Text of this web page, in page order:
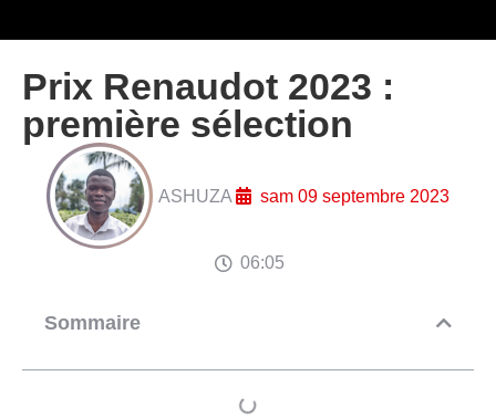
Prix Renaudot 2023 :
première sélection
ASHUZA sam 09 septembre 2023
06:05
Sommaire